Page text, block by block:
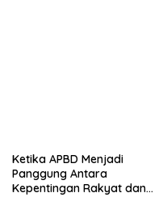
Ketika APBD Menjadi
Panggung Antara
Kepentingan Rakyat dan